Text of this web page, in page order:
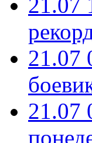
21.07
21.07